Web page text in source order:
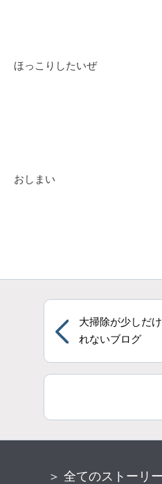
ほっこりしたいぜ
おしまい
大掃除が少しだ
れないブログ
＞ 全てのストーリ